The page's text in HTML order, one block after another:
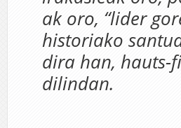
ak oro, “lider
historiako
dira han, hauts-
dilindan.